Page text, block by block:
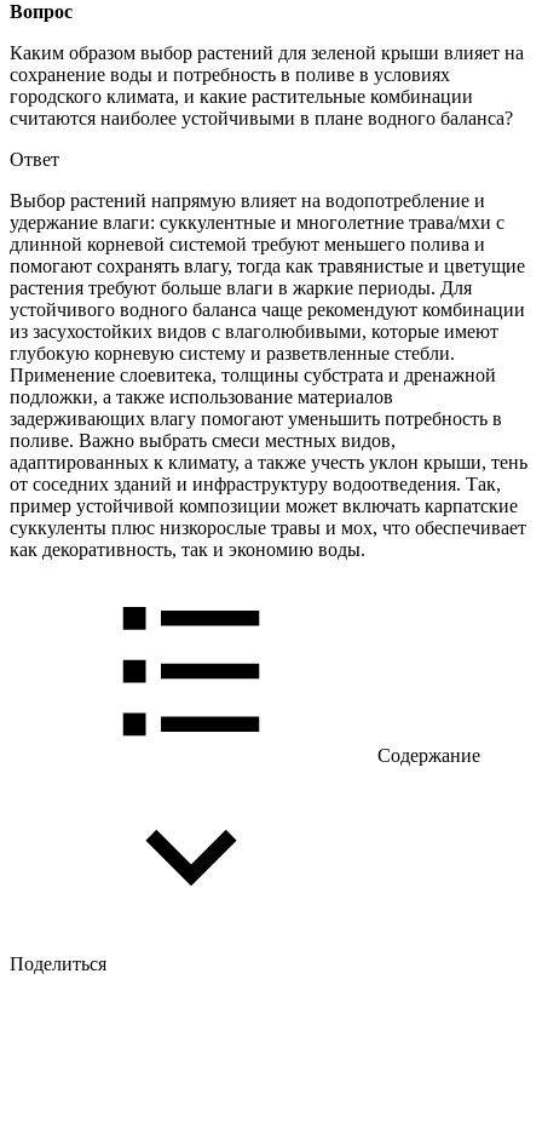
Вопрос
Каким образом выбор растений для зеленой крыши влияет на
сохранение воды и потребность в поливе в условиях
городского климата, и какие растительные комбинации
считаются наиболее устойчивыми в плане водного баланса?
Ответ
Выбор растений напрямую влияет на водопотребление и
удержание влаги: суккулентные и многолетние трава/мхи с
длинной корневой системой требуют меньшего полива и
помогают сохранять влагу, тогда как травянистые и цветущие
растения требуют больше влаги в жаркие периоды. Для
устойчивого водного баланса чаще рекомендуют комбинации
из засухостойких видов с влаголюбивыми, которые имеют
глубокую корневую систему и разветвленные стебли.
Применение слоевитека, толщины субстрата и дренажной
подложки, а также использование материалов
задерживающих влагу помогают уменьшить потребность в
поливе. Важно выбрать смеси местных видов,
адаптированных к климату, а также учесть уклон крыши, тень
от соседних зданий и инфраструктуру водоотведения. Так,
пример устойчивой композиции может включать карпатские
суккуленты плюс низкорослые травы и мох, что обеспечивает
как декоративность, так и экономию воды.
Содержание
Поделиться